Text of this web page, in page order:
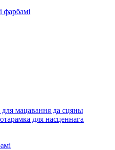
фарбамі
мацавання да сцяны
для насценнага